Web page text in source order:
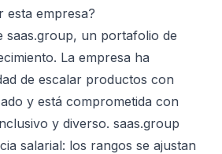
esta empresa?
saas.group, un portafolio de
La empresa ha
de escalar productos con
y está comprometida con
y diverso. saas.group
salarial: los rangos se ajustan